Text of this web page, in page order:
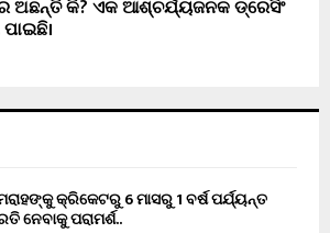
ଅଛନ୍ତି କି? ଏକ ଆଶ୍ଚର୍ଯ୍ୟଜନକ ଡ୍ରେସିଂ
କ୍ରିକେଟରୁ 6 ମାସରୁ 1 ବର୍ଷ ପର୍ଯ୍ୟନ୍ତ
ନେବାକୁ ପରାମର୍ଶ..